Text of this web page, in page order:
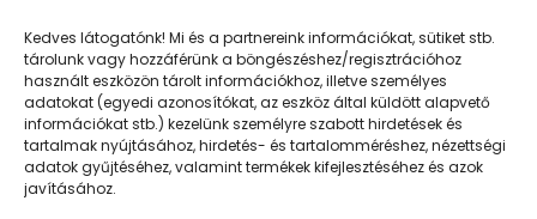
Kedves látogatónk! Mi és a partnereink információkat, sütiket stb.
tárolunk vagy hozzáférünk a böngészéshez/regisztrációhoz
használt eszközön tárolt információkhoz, illetve személyes
adatokat (egyedi azonosítókat, az eszköz által küldött alapvető
információkat stb.) kezelünk személyre szabott hirdetések és
tartalmak nyújtásához, hirdetés- és tartalomméréshez, nézettségi
adatok gyűjtéséhez, valamint termékek kifejlesztéséhez és azok
javításához.
2023. 02. 06.
Koboldok városa
Nagyon izgalmas és eseménydús
programon vehettünk részt az este